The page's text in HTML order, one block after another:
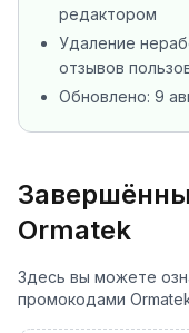
редактором
Удаление
отзывов
Обновлено: 9
Ormatek
Здесь вы можете
промокодами